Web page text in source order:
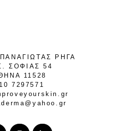
ΠΑΝΑΓΙΩΤΑΣ ΡΗΓΑ
ΣΟΦΙΑΣ 54
11528
7297571